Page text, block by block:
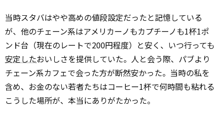
当時スタバはやや高めの値段設定だったと記憶している
が、他のチェーン系はアメリカーノもカプチーノも1杯1ポ
ンド台（現在のレートで200円程度）と安く、いつ行っても
安定したおいしさを提供していた。人と会う際、パブより
チェーン系カフェで会った方が断然安かった。当時の私を
含め、お金のない若者たちはコーヒー1杯で何時間も粘れる
こうした場所が、本当にありがたかった。